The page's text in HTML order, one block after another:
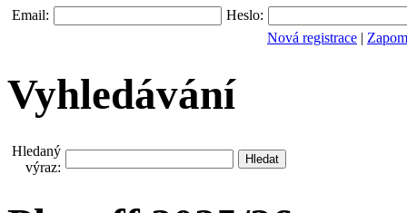
Email:
Heslo:
Nová registrace |
Vyhledávání
Hledaný
výraz: